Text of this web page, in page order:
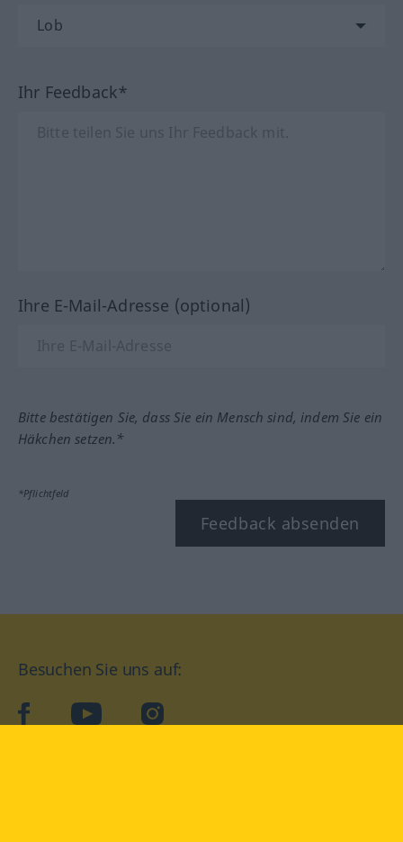
Ihr Feedback*
Ihre E-Mail-Adresse (optional)
Bitte bestätigen Sie, dass Sie ein Mensch sind, indem Sie ein
Häkchen setzen.*
*Pflichtfeld
Feedback absenden
Besuchen Sie uns auf:
facebookYouTube Instagram